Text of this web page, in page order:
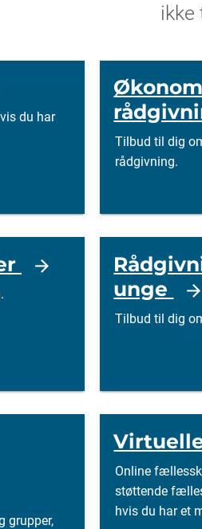
ikke
du har
Tilbud til dig
rådgivning.
unge
Tilbud til dig
grupper,
Online
støttende
hvis du har et